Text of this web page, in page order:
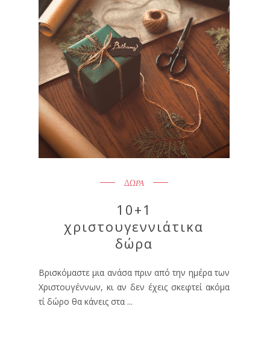
ΔΩΡΑ
10+1
χριστουγεννιάτικα
δώρα
Βρισκόμαστε μια ανάσα πριν από την ημέρα των
Χριστουγέννων, κι αν δεν έχεις σκεφτεί ακόμα
τί δώρο θα κάνεις στα ...